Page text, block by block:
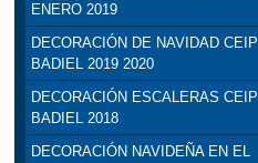
ENERO 2019
DECORACIÓN DE NAVIDAD CEIP
BADIEL 2019 2020
DECORACIÓN ESCALERAS CEIP
BADIEL 2018
DECORACIÓN NAVIDEÑA EN EL